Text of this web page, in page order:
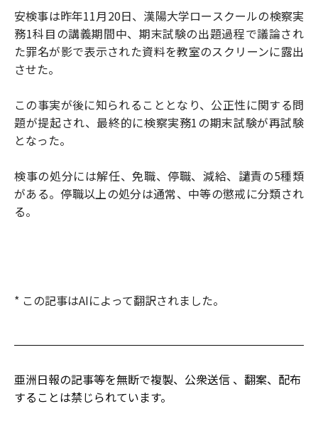
安検事は昨年11月20日、漢陽大学ロースクールの検察実
務1科目の講義期間中、期末試験の出題過程で議論され
た罪名が影で表示された資料を教室のスクリーンに露出
させた。
この事実が後に知られることとなり、公正性に関する問
題が提起され、最終的に検察実務1の期末試験が再試験
となった。
検事の処分には解任、免職、停職、減給、譴責の5種類
がある。停職以上の処分は通常、中等の懲戒に分類され
る。
* この記事はAIによって翻訳されました。
亜洲日報の記事等を無断で複製、公衆送信 、翻案、配布
することは禁じられています。